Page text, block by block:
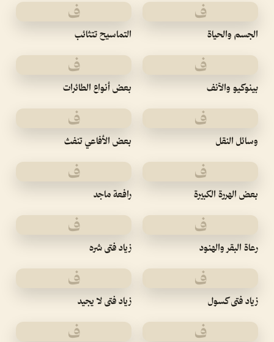
ف
الجسم والحياة
ف
التماسيح تتثائب
ف
بينوكيو والآنف
ف
بعض أنواع الطائرات
ف
وسائل النقل
ف
بعض الأفاعي تنفث
ف
بعض الهررة الكبيرة
ف
رافعة ماجد
ف
رعاة البقر والهنود
ف
زياد فتى شره
ف
زياد فتى كسول
ف
زياد فتى لا يجيد
ف ف